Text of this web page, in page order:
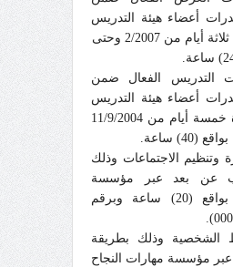
أعضاء هيئة التدريس
من 2/2007 وحتى
التدريس الفعال ضمن
أعضاء هيئة التدريس
بجامعة بنها لمدة خمسة أيام من 11/9/2004
وتنظيم الاجتماعات وذلك
عن بعد عبر مؤسسة
مهارات النجاح بواقع (20) ساعة وبرقم
الشخصية وذلك بطريقة
عبر مؤسسة مهارات النجاح